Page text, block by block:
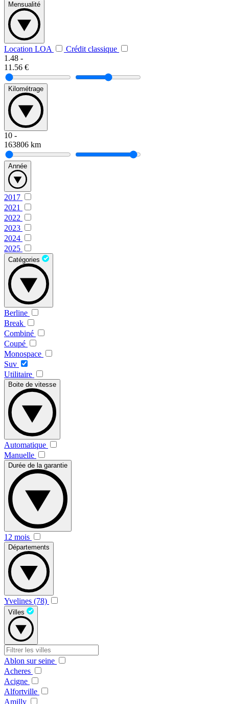
Mensualité
Location LOA
Crédit classique
1.48 -
11.56 €
Kilométrage
10 -
163806 km
Année
2017
2021
2022
2023
2024
2025
Catégories
Berline
Break
Combiné
Coupé
Monospace
Suv
Utilitaire
Boite de vitesse
Automatique
Manuelle
Durée de la garantie
12 mois
Départements
Yvelines (78)
Villes
Ablon sur seine
Acheres
Acigne
Alfortville
Amilly